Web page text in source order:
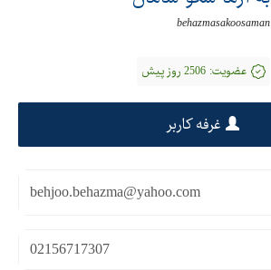
behazmasakoosaman
عضویت: 2506 روز پیش
غرفه کاربر
behjoo.behazma@yahoo.com
02156717307